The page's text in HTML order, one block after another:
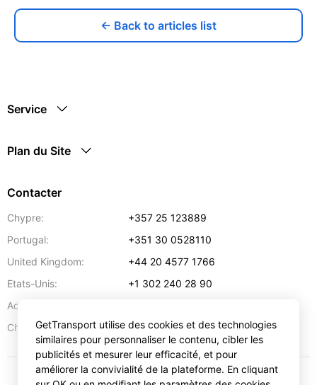
← Back to articles list
Service
Plan du Site
Contacter
Chypre:
+357 25 123889
Portugal:
+351 30 0528110
United Kingdom:
+44 20 4577 1766
Etats-Unis:
+1 302 240 28 90
Adresse:
Chypre:
57 Spyrou Kyprianou,Larnaca 6051
GetTransport utilise des cookies et des technologies
similaires pour personnaliser le contenu, cibler les
publicités et mesurer leur efficacité, et pour
améliorer la convivialité de la plateforme. En cliquant